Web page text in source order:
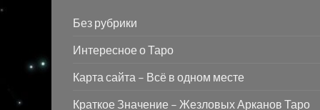
Без рубрики
Интересное о Таро
Карта сайта – Всё в одном месте
Краткое Значение – Жезловых Арканов Таро